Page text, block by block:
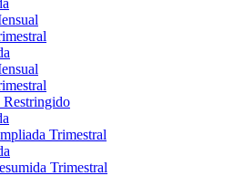
Restringido
Trimestral
Trimestral